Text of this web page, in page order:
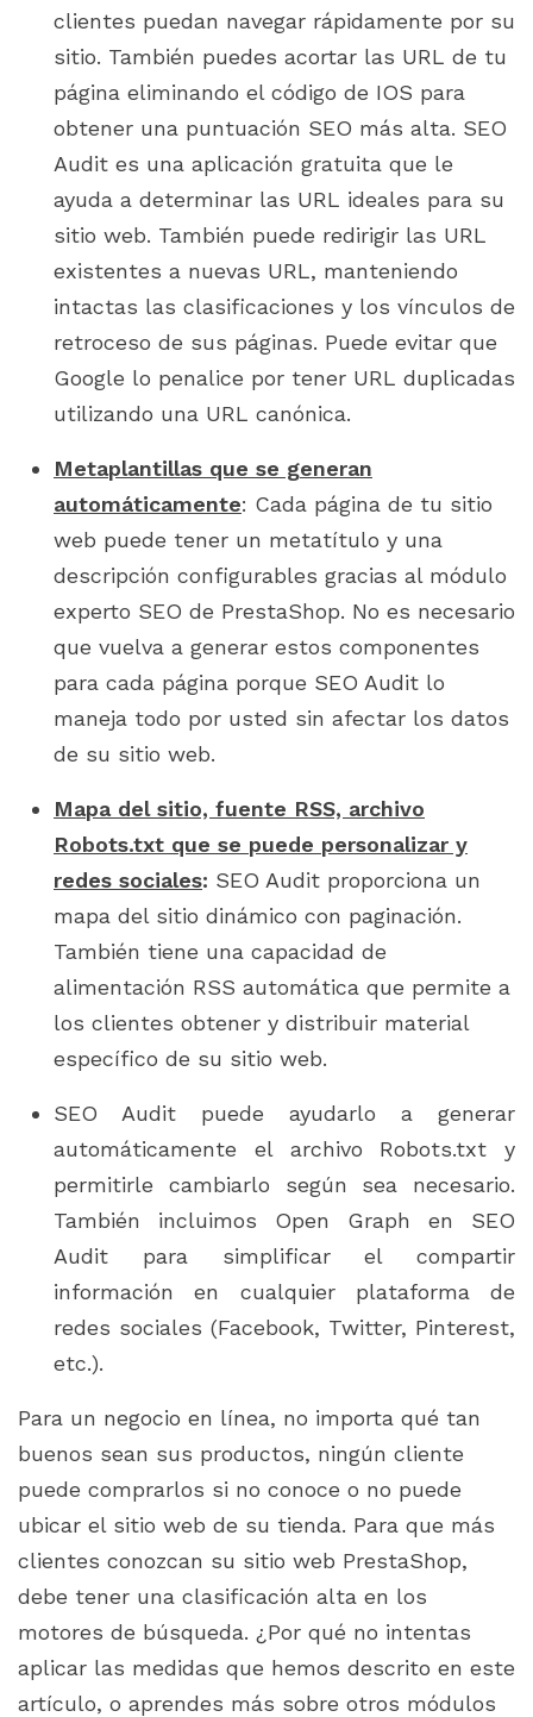
clientes puedan navegar rápidamente por su
sitio. También puedes acortar las URL de tu
página eliminando el código de IOS para
obtener una puntuación SEO más alta. SEO
Audit es una aplicación gratuita que le
ayuda a determinar las URL ideales para su
sitio web. También puede redirigir las URL
existentes a nuevas URL, manteniendo
intactas las clasificaciones y los vínculos de
retroceso de sus páginas. Puede evitar que
Google lo penalice por tener URL duplicadas
utilizando una URL canónica.
Metaplantillas que se generan
automáticamente: Cada página de tu sitio
web puede tener un metatítulo y una
descripción configurables gracias al módulo
experto SEO de PrestaShop. No es necesario
que vuelva a generar estos componentes
para cada página porque SEO Audit lo
maneja todo por usted sin afectar los datos
de su sitio web.
Mapa del sitio, fuente RSS, archivo
Robots.txt que se puede personalizar y
redes sociales: SEO Audit proporciona un
mapa del sitio dinámico con paginación.
También tiene una capacidad de
alimentación RSS automática que permite a
los clientes obtener y distribuir material
específico de su sitio web.
SEO Audit puede ayudarlo a generar
automáticamente el archivo Robots.txt y
permitirle cambiarlo según sea necesario.
También incluimos Open Graph en SEO
Audit para simplificar el compartir
información en cualquier plataforma de
redes sociales (Facebook, Twitter, Pinterest,
etc.).
Para un negocio en línea, no importa qué tan
buenos sean sus productos, ningún cliente
puede comprarlos si no conoce o no puede
ubicar el sitio web de su tienda. Para que más
clientes conozcan su sitio web PrestaShop,
debe tener una clasificación alta en los
motores de búsqueda. ¿Por qué no intentas
aplicar las medidas que hemos descrito en este
artículo, o aprendes más sobre otros módulos